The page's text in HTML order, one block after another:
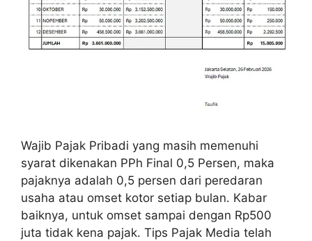
Wajib Pajak Pribadi yang masih memenuhi
syarat dikenakan PPh Final 0,5 Persen, maka
pajaknya adalah 0,5 persen dari peredaran
usaha atau omset kotor setiap bulan. Kabar
baiknya, untuk omset sampai dengan Rp500
juta tidak kena pajak. Tips Pajak Media telah